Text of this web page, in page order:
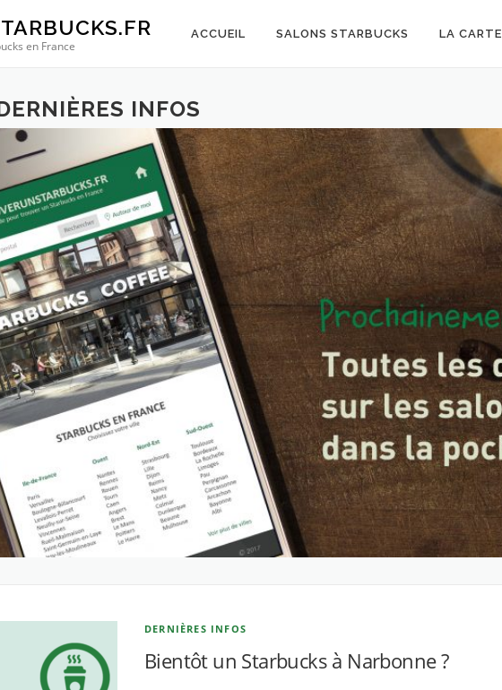
en France
ACCUEIL SALONS STARBUCKS LA CARTE
INFOS
DERNIÈRES INFOS
Bientôt un Starbucks à Narbonne ?